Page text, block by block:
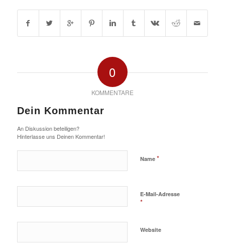
0
KOMMENTARE
Dein Kommentar
An Diskussion beteiligen?
Hinterlasse uns Deinen Kommentar!
Name *
E-Mail-Adresse
*
Website